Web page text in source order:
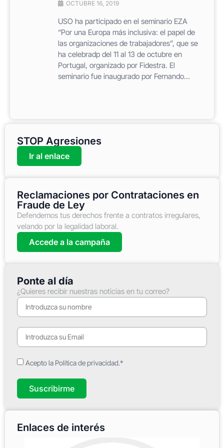
OCTUBRE 16, 2019
USO ha participado en el seminario EZA
“Por una Europa más inclusiva: el papel de
las organizaciones de trabajadores”, que se
ha celebradp del 11 al 13 de octubre en
Portugal, organizado por Fidestra. El
seminario fue inaugurado por Fernando...
STOP Agresiones
Ir al enlace
Reclamaciones por Contrataciones en
Fraude de Ley
Defendemos tus derechos frente a contratos irregulares,
velando por la legalidad laboral.
Accede a la campaña
Ponte al día
¿Quieres recibir nuestras noticias en tu correo?
Acepto la Política de privacidad.*
Suscribirme
Enlaces de interés